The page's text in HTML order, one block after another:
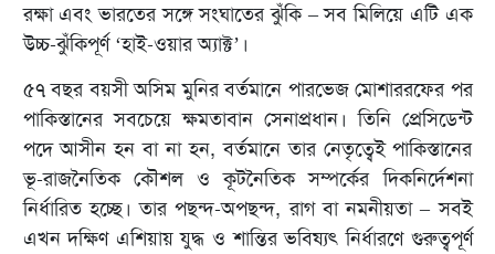
রক্ষা এবং ভারতের সঙ্গে সংঘাতের ঝুঁকি – সব মিলিয়ে এটি এক
উচ্চ-ঝুঁকিপূর্ণ ‘হাই-ওয়ার অ্যাক্ট’।
৫৭ বছর বয়সী অসিম মুনির বর্তমানে পারভেজ মোশাররফের পর
পাকিস্তানের সবচেয়ে ক্ষমতাবান সেনাপ্রধান। তিনি প্রেসিডেন্ট
পদে আসীন হন বা না হন, বর্তমানে তার নেতৃত্বেই পাকিস্তানের
ভূ-রাজনৈতিক কৌশল ও কূটনৈতিক সম্পর্কের দিকনির্দেশনা
নির্ধারিত হচ্ছে। তার পছন্দ-অপছন্দ, রাগ বা নমনীয়তা – সবই
এখন দক্ষিণ এশিয়ায় যুদ্ধ ও শান্তির ভবিষ্যৎ নির্ধারণে গুরুত্বপূর্ণ